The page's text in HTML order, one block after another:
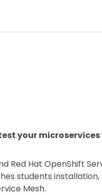
your microservices
Red Hat OpenShift
students
Mesh.